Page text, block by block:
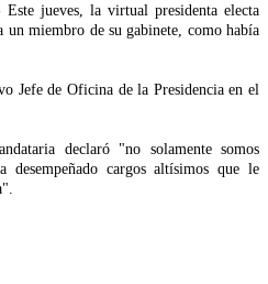
Este jueves, la virtual presidenta electa
un miembro de su gabinete, como había
Jefe de Oficina de la Presidencia en el
declaró "no solamente somos
desempeñado cargos altísimos que le